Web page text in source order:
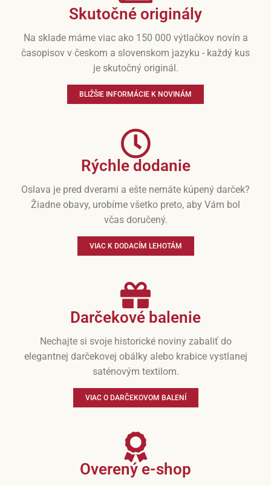
Skutočné originály
Na sklade máme viac ako 150 000 výtlačkov novín a
časopisov v českom a slovenskom jazyku - každý kus
je skutočný originál.
BLIŽŠIE INFORMÁCIE K NOVINÁM
Rýchle dodanie
Oslava je pred dverami a ešte nemáte kúpený darček?
Žiadne obavy, urobíme všetko preto, aby Vám bol
včas doručený.
VIAC K DODACÍM LEHOTÁM
Darčekové balenie
Nechajte si svoje historické noviny zabaliť do
elegantnej darčekovej obálky alebo krabice vystlanej
saténovým textilom.
VIAC O DARČEKOVOM BALENÍ
Overený e-shop